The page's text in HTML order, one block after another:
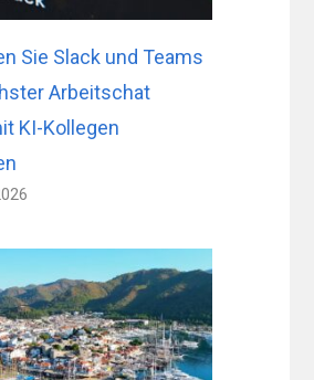
Sie Slack und Teams
Arbeitschat
KI-Kollegen